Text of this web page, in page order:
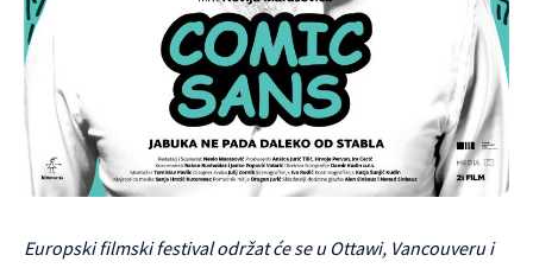
Europski filmski festival održat će se u Ottawi, Vancouveru i